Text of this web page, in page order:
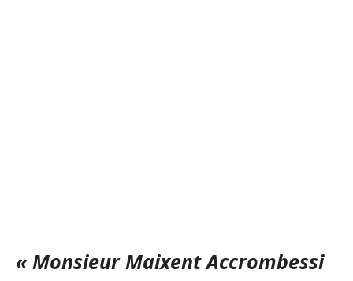
« Monsieur Maixent Accrombessi